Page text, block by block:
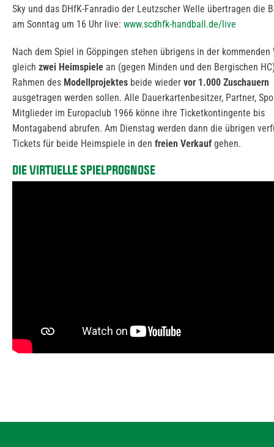
Sky und das DHfK-Fanradio der Leutzscher Welle übertragen die
am Sonntag um 16 Uhr live: www.scdhfk-handball.de/live
Nach dem Spiel in Göppingen stehen übrigens in der kommenden
gleich zwei Heimspiele an (gegen Minden und den Bergischen
Rahmen des Modellprojektes beide wieder vor 1.000 Zuschauern
ausgetragen werden sollen. Alle Dauerkartenbesitzer, Partner,
Mitglieder im Europaclub 1966 könne ihre Ticketkontingente bis
Montagabend abrufen. Am Dienstag werden dann die übrigen
Tickets für beide Heimspiele in den freien Verkauf gehen.
DIE VIRTUELLE SPIELPROGNOSE